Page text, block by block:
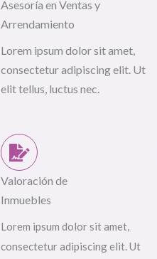
Asesoría en Ventas y
Arrendamiento
Lorem ipsum dolor sit amet,
consectetur adipiscing elit. Ut
elit tellus, luctus nec.
Valoración de
Inmuebles
Lorem ipsum dolor sit amet,
consectetur adipiscing elit. Ut